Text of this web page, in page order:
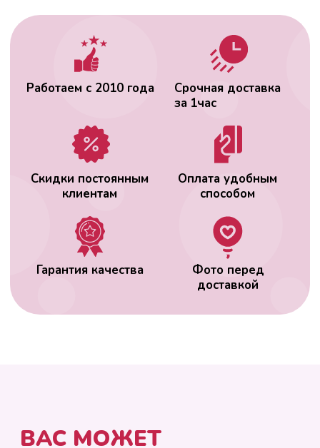
Гарантия качества
ВАС МОЖЕТ
ЗАИНТЕРЕСОВАТЬ